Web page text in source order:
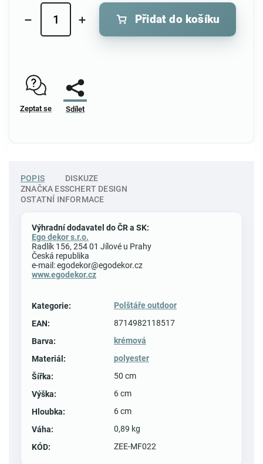
Přidat do košíku
Zeptat se Sdílet
POPIS
DISKUZE
ZNAČKA ESSCHERT DESIGN
OSTATNÍ INFORMACE
Výhradní dodavatel do ČR a SK:
Ego dekor s.r.o.
Radlík 156, 254 01 Jílové u Prahy
Česká republika
e-mail: egodekor@egodekor.cz
www.egodekor.cz
Kategorie:
Polštáře outdoor
EAN:
8714982118517
Barva:
krémová
Materiál :
polyester
Šířka:
50 cm
Výška:
6 cm
Hloubka:
6 cm
Váha:
0,89 kg
KÓD: ZEE-MF022